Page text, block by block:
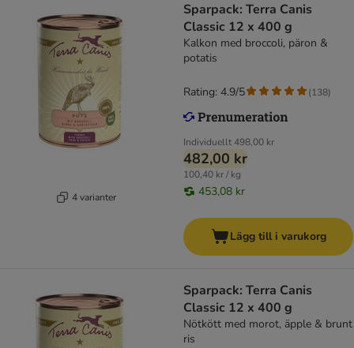
4 varianter
Sparpack: Terra Canis
Classic 12 x 400 g
Kalkon med broccoli, päron &
potatis
Individuellt498,00 kr
482,00 kr
100,40 kr / kg
453,08 kr
Rating: 4.9/5 (138)
Lägg till i varukorg
Sparpack: Terra Canis
Classic 12 x 400 g
Nötkött med morot, äpple & brunt
ris